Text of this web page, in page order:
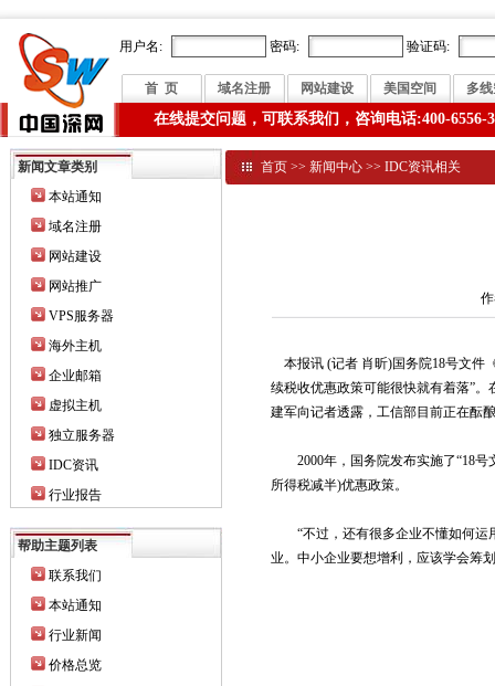
用户名: 密码: 验证码:
首 页 域名注册 网站建设 美国空间 多
在线提交问题，可联系我们，咨询电话:400-6556-
新闻文章类别
本站通知
域名注册
网站建设
网站推广
VPS服务器
海外主机
企业邮箱
虚拟主机
独立服务器
IDC资讯
行业报告
帮助主题列表
联系我们
本站通知
行业新闻
价格总览
首页 >>新闻中心 >>IDC资讯相关
本报讯 (记者 肖昕)国务院18号文件
续税收优惠政策可能很快就有着落”
建军向记者透露，工信部目前正在酝
2000年，国务院发布实施了“18号
所得税减半)优惠政策。
“不过，还有很多企业不懂如何运
业。中小企业要想增利，应该学会筹